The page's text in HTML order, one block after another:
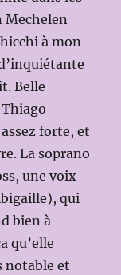
Mechelen
à mon
Belle
forte, et
La soprano
une voix
qui
bien à
qu’elle
notable et